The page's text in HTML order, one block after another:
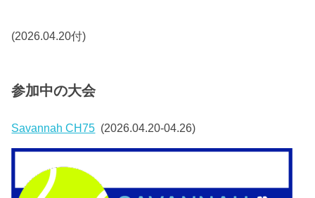
(2026.04.20付)
参加中の大会
Savannah CH75 (2026.04.20-04.26)